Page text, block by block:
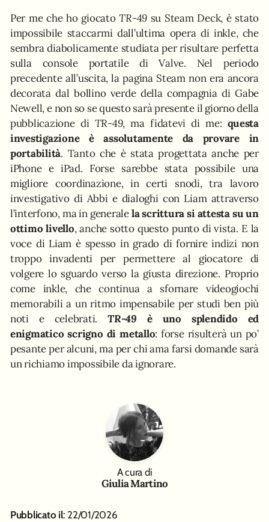
Per me che ho giocatoTR-49 su Steam Deck, è stato
impossibile staccarmi dall’ultima opera di inkle, che
sembra diabolicamente studiata per risultare perfetta
sulla console portatile di Valve. Nel periodo
precedente all’uscita, la pagina Steam non era ancora
decorata dal bollino verde della compagnia di Gabe
Newell, e non so se questo sarà presente il giorno della
pubblicazione di TR-49, ma fidatevi di me: questa
investigazione è assolutamente da provare in
portabilità. Tanto che è stata progettata anche per
iPhone e iPad. Forse sarebbe stata possibile una
migliore coordinazione, in certi snodi, tra lavoro
investigativo di Abbi e dialoghi con Liam attraverso
l’interfono, ma in generalela scrittura si attesta su un
ottimo livello, anche sotto questo punto di vista. E la
voce di Liam è spesso in grado di fornire indizi non
troppo invadenti per permettere al giocatore di
volgere lo sguardo verso la giusta direzione. Proprio
come inkle, che continua a sfornare videogiochi
memorabili a un ritmo impensabile per studi ben più
noti e celebrati.
TR-49 è uno splendido ed
enigmatico scrigno di metallo: forse risulterà un po’
pesante per alcuni, ma per chi ama farsi domande sarà
un richiamo impossibile da ignorare.
A cura di
Giulia Martino
Pubblicato il: 22/01/2026